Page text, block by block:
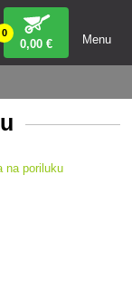
0
0,00 € Menu
na poriluku